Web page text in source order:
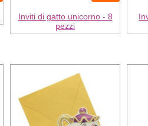
Inviti di gatto unicorno - 8
pezzi